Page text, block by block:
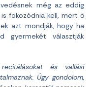
még az eddig
fokozódnia kell, mert ő
azt mondják, hogy ha
gyermekét választják
és vallási
Úgy gondolom,